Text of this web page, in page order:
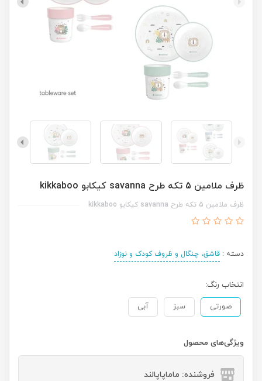
ظرف ملامین 5 تکه طرح savanna کیکابو kikkaboo
ظرف ملامین 5 تکه طرح savanna کیکابو kikkaboo
دسته : قاشق، چنگال و ظروف کودک و نوزاد
انتخاب رنگ:
صورتی سبز آبی
ویژگی‌های محصول
فروشنده: ماماپاپالند